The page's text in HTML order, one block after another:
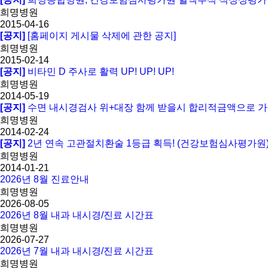
희명병원
2015-04-16
[공지] [홈페이지 게시물 삭제에 관한 공지]
희명병원
2015-02-14
[공지] 비타민 D 주사로 활력 UP! UP! UP!
희명병원
2014-05-19
[공지] 수면 내시경검사 위+대장 함께 받을시 합리적금액으로
희명병원
2014-02-24
[공지] 2년 연속 고관절치환술 1등급 획득! (건강보험심사평가원
희명병원
2014-01-21
2026년 8월 진료안내
희명병원
2026-08-05
2026년 8월 내과 내시경/진료 시간표
희명병원
2026-07-27
2026년 7월 내과 내시경/진료 시간표
희명병원